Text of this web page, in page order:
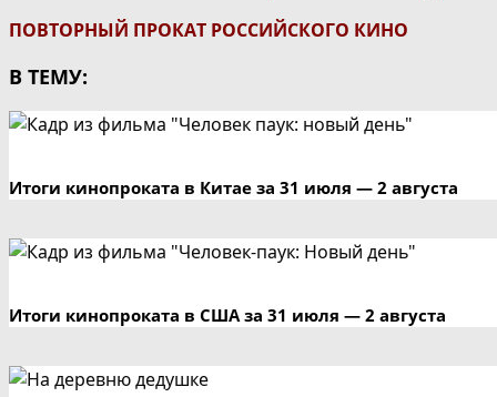
ПОВТОРНЫЙ ПРОКАТ РОССИЙСКОГО КИНО
В ТЕМУ:
Итоги кинопроката в Китае за 31 июля — 2 августа
Итоги кинопроката в США за 31 июля — 2 августа